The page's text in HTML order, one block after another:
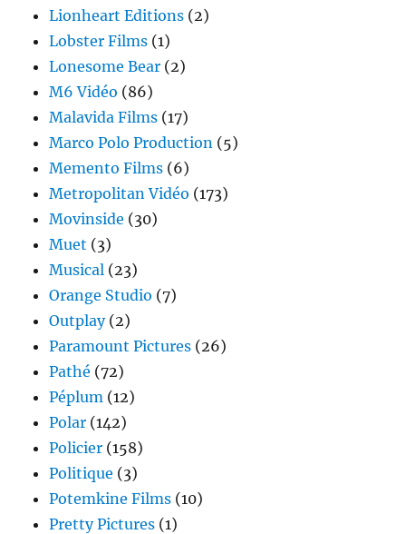
Lionheart Editions (2)
Lobster Films (1)
Lonesome Bear (2)
M6 Vidéo (86)
Malavida Films (17)
Marco Polo Production (5)
Memento Films (6)
Metropolitan Vidéo (173)
Movinside (30)
Muet (3)
Musical (23)
Orange Studio (7)
Outplay(2)
Paramount Pictures (26)
Pathé (72)
Péplum (12)
Polar (142)
Policier (158)
Politique (3)
Potemkine Films (10)
Pretty Pictures (1)